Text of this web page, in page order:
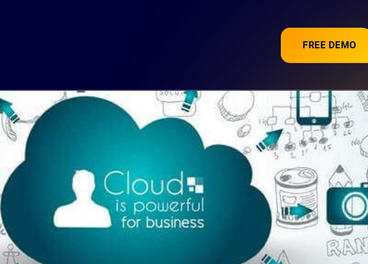
FREE DEMO